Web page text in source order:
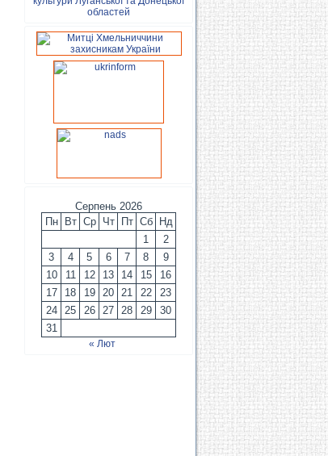
областей
Серпень 2026
Пн
Вт Ср Чт Пт Сб
Нд
1
2
3
4 5 6 7 8
9
10
11 12 13 14 15
16
17
18 19 20 21 22
23
24
25 26 27 28 29
30
31
« Лют